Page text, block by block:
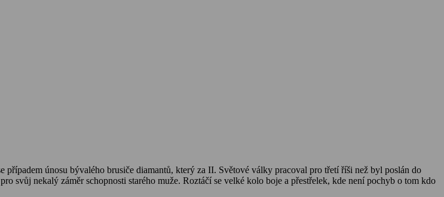
svůj nekalý záměr schopnosti starého muže. Roztáčí se velké kolo boje a přestřelek, kde není pochyb o tom kdo